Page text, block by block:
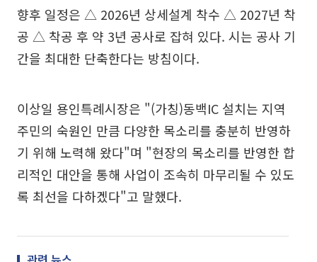
향후 일정은 △ 2026년 상세설계 착수 △ 2027년 착
공 △ 착공 후 약 3년 공사로 잡혀 있다. 시는 공사 기
간을 최대한 단축한다는 방침이다.
이상일 용인특례시장은 "(가칭)동백IC 설치는 지역
주민의 숙원인 만큼 다양한 목소리를 충분히 반영하
기 위해 노력해 왔다"며 "현장의 목소리를 반영한 합
리적인 대안을 통해 사업이 조속히 마무리될 수 있도
록 최선을 다하겠다"고 말했다.